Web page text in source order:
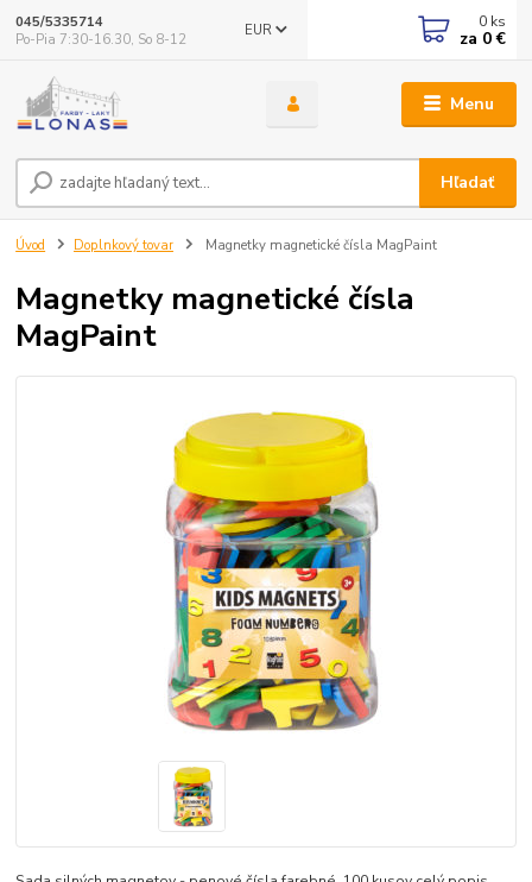
Menu
EUR
Hľadať
045/5335714
Po-Pia 7:30-16.30, So 8-12
0 ks
za 0 €
Úvod Doplnkový tovar Magnetky magnetické čísla MagPaint
Magnetky magnetické čísla
MagPaint